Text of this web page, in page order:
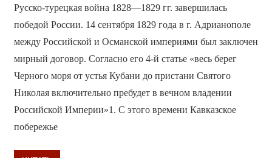
Русско-турецкая война 1828—1829 гг. завершилась
победой России. 14 сентября 1829 года в г. Адрианополе
между Российской и Османской империями был заключен
мирный договор. Согласно его 4-й статье «весь берег
Черного моря от устья Кубани до пристани Святого
Николая включительно пребудет в вечном владении
Российской Империи»1. С этого времени Кавказское
побережье